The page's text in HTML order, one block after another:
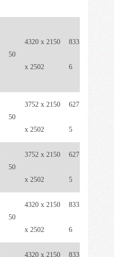
50
4320 x 2150
x 2502
833
6
50
3752 x 2150
x 2502
627
5
50
3752 x 2150
x 2502
627
5
50
4320 x 2150
x 2502
833
6
4320 x 2150 833